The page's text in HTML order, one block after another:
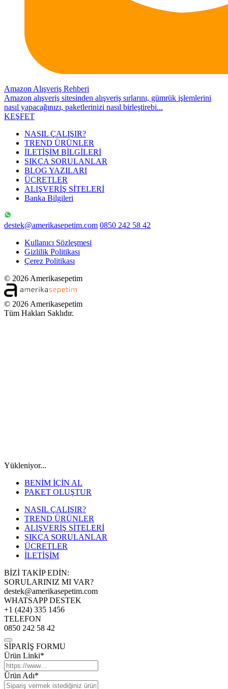
Amazon Alışveriş Rehberi
Amazon alışveriş sitesinden alışveriş sırlarını, gümrük işlemlerini
nasıl yapacağınızı, paketlerinizi nasıl birleştirebi...
KEŞFET
NASIL ÇALIŞIR?
TREND ÜRÜNLER
İLETİŞİM BİLGİLERİ
SIKÇA SORULANLAR
BLOG YAZILARI
ÜCRETLER
ALIŞVERİŞ SİTELERİ
Banka Bilgileri
destek@amerikasepetim.com 0850 242 58 42
Kullanıcı Sözleşmesi
Gizlilik Politikası
Çerez Politikası
© 2026 Amerikasepetim
© 2026 Amerikasepetim
Tüm Hakları Saklıdır.
Yükleniyor...
BENİM İÇİN AL
PAKET OLUŞTUR
NASIL ÇALIŞIR?
TREND ÜRÜNLER
ALIŞVERİŞ SİTELERİ
SIKÇA SORULANLAR
ÜCRETLER
İLETİŞİM
BİZİ TAKİP EDİN:
SORULARINIZ MI VAR?
destek@amerikasepetim.com
WHATSAPP DESTEK
+1 (424) 335 1456
TELEFON
0850 242 58 42
SİPARİŞ FORMU
Ürün Linki*
Ürün Adı*